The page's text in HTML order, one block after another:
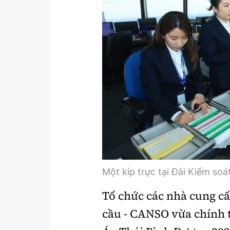
Lao động - Công đoàn
Showbiz
Điện ảnh
Âm nhạc
Thế giới giao thông
Đi ++
Du lịch
Khám phá
Lối sống
Một kíp trực tại Đài Kiểm
Tổ chức các nhà cung
cầu - CANSO vừa